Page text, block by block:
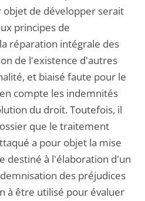
de développer serait
principes de
réparation intégrale des
de l'existence d'autres
et biaisé faute pour le
compte les indemnités
du droit. Toutefois, il
que le traitement
a pour objet la mise
destiné à l'élaboration d'un
des préjudices
à être utilisé pour évaluer